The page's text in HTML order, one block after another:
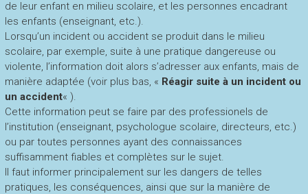
de leur enfant en milieu scolaire, et les personnes encadrant
les enfants (enseignant, etc.).
Lorsqu’un incident ou accident se produit dans le milieu
scolaire, par exemple, suite à une pratique dangereuse ou
violente, l’information doit alors s’adresser aux enfants, mais de
manière adaptée (voir plus bas, « Réagir suite à un incident ou
un accident« ).
Cette information peut se faire par des professionels de
l’institution (enseignant, psychologue scolaire, directeurs, etc.)
ou par toutes personnes ayant des connaissances
suffisamment fiables et complètes sur le sujet.
Il faut informer principalement sur les dangers de telles
pratiques, les conséquences, ainsi que sur la manière de